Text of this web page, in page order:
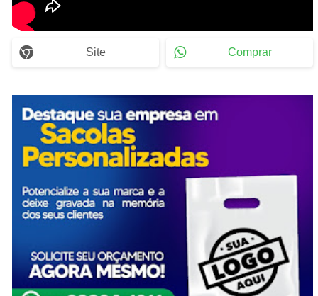
Site Comprar